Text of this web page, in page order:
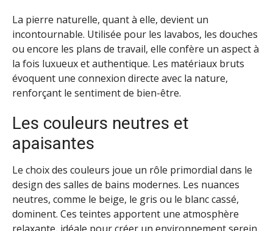
La pierre naturelle, quant à elle, devient un
incontournable. Utilisée pour les lavabos, les douches
ou encore les plans de travail, elle confère un aspect à
la fois luxueux et authentique. Les matériaux bruts
évoquent une connexion directe avec la nature,
renforçant le sentiment de bien-être.
Les couleurs neutres et
apaisantes
Le choix des couleurs joue un rôle primordial dans le
design des salles de bains modernes. Les nuances
neutres, comme le beige, le gris ou le blanc cassé,
dominent. Ces teintes apportent une atmosphère